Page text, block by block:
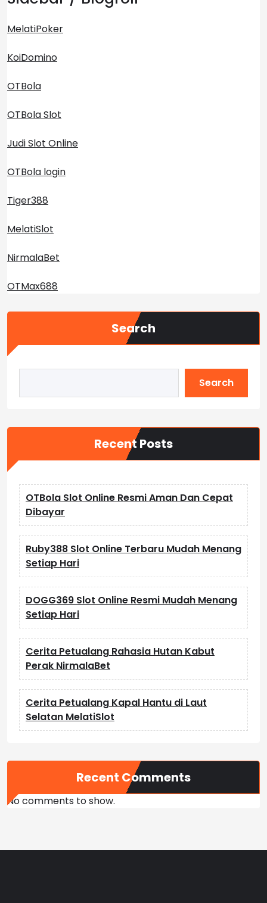
MelatiPoker
KoiDomino
OTBola
OTBola Slot
Judi Slot Online
OTBola login
Tiger388
MelatiSlot
NirmalaBet
OTMax688
Search
Search
Recent Posts
OTBola Slot Online Resmi Aman Dan Cepat
Dibayar
Ruby388 Slot Online Terbaru Mudah Menang
Setiap Hari
DOGG369 Slot Online Resmi Mudah Menang
Setiap Hari
Cerita Petualang Rahasia Hutan Kabut
Perak NirmalaBet
Cerita Petualang Kapal Hantu di Laut
Selatan MelatiSlot
Recent Comments
No comments to show.